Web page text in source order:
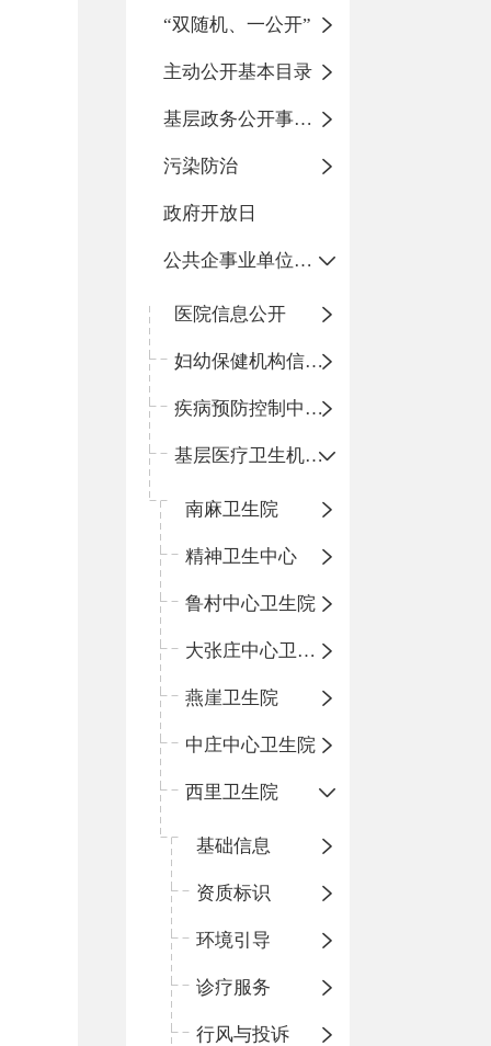
“双随机、一公开”
主动公开基本目录
基层政务公开事项标准目录
污染防治
政府开放日
公共企事业单位信息公开
医院信息公开
妇幼保健机构信息公开
疾病预防控制中心信息公开
基层医疗卫生机构信息公开
南麻卫生院
精神卫生中心
鲁村中心卫生院
大张庄中心卫生院
燕崖卫生院
中庄中心卫生院
西里卫生院
基础信息
资质标识
环境引导
诊疗服务
行风与投诉